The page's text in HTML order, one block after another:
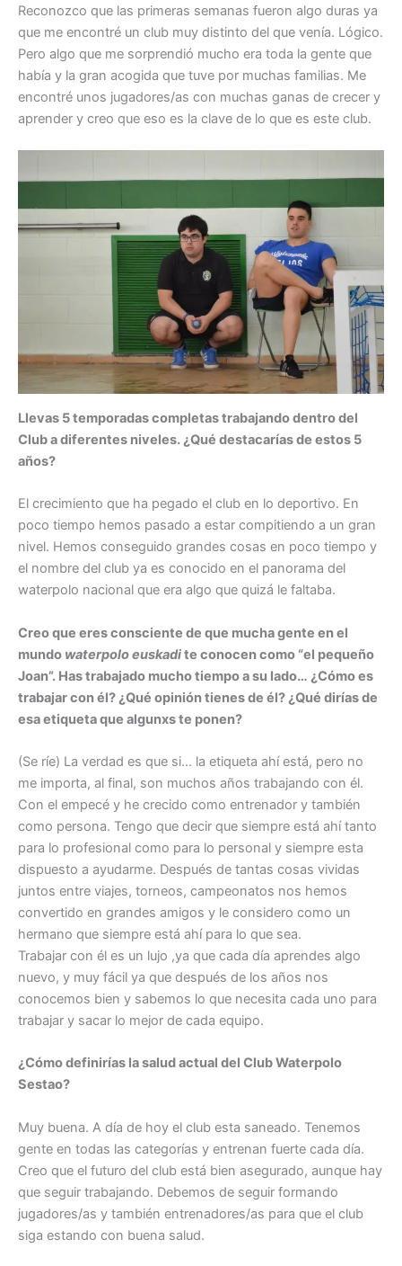
Reconozco que las primeras semanas fueron algo duras ya
que me encontré un club muy distinto del que venía. Lógico.
Pero algo que me sorprendió mucho era toda la gente que
había y la gran acogida que tuve por muchas familias. Me
encontré unos jugadores/as con muchas ganas de crecer y
aprender y creo que eso es la clave de lo que es este club.
Llevas 5 temporadas completas trabajando dentro del
Club a diferentes niveles. ¿Qué destacarías de estos 5
años?
El crecimiento que ha pegado el club en lo deportivo. En
poco tiempo hemos pasado a estar compitiendo a un gran
nivel. Hemos conseguido grandes cosas en poco tiempo y
el nombre del club ya es conocido en el panorama del
waterpolo nacional que era algo que quizá le faltaba.
Creo que eres consciente de que mucha gente en el
mundo waterpolo euskadite conocen como “el pequeño
Joan”. Has trabajado mucho tiempo a su lado… ¿Cómo es
trabajar con él? ¿Qué opinión tienes de él? ¿Qué dirías de
esa etiqueta que algunxs te ponen?
(Se ríe) La verdad es que si… la etiqueta ahí está, pero no
me importa, al final, son muchos años trabajando con él.
Con el empecé y he crecido como entrenador y también
como persona. Tengo que decir que siempre está ahí tanto
para lo profesional como para lo personal y siempre esta
dispuesto a ayudarme. Después de tantas cosas vividas
juntos entre viajes, torneos, campeonatos nos hemos
convertido en grandes amigos y le considero como un
hermano que siempre está ahí para lo que sea.
Trabajar con él es un lujo ,ya que cada día aprendes algo
nuevo, y muy fácil ya que después de los años nos
conocemos bien y sabemos lo que necesita cada uno para
trabajar y sacar lo mejor de cada equipo.
¿Cómo definirías la salud actual del Club Waterpolo
Sestao?
Muy buena. A día de hoy el club esta saneado. Tenemos
gente en todas las categorías y entrenan fuerte cada día.
Creo que el futuro del club está bien asegurado, aunque hay
que seguir trabajando. Debemos de seguir formando
jugadores/as y también entrenadores/as para que el club
siga estando con buena salud.